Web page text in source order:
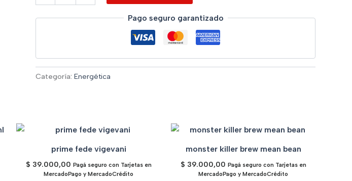
Pago seguro garantizado
Categoría: Energética
prime fede vigevani
$ 39.000,00 Pagá seguro con Tarjetas en
MercadoPago y MercadoCrédito
monster killer brew mean bean
$ 39.000,00 Pagá seguro con Tarjetas en
MercadoPago y MercadoCrédito